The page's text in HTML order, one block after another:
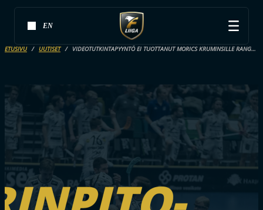
EN
ETUSIVU UUTISET VIDEOTUTKINTAPYYNTÖ EI TUOTTANUT MORICS KRUMINSILLE RANGAISTUSTA